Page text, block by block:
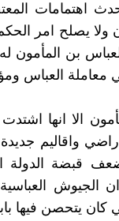
اهتمامات
ولا يصلح امر
بن المأمون له
العباس
الا انها
واقاليم
قبضة الدولة
الجيوش
كان يتحصن فيها